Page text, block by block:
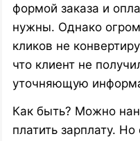
формой заказа и
нужны. Однако
кликов не
что клиент не
уточняющую
Как быть? Можно
платить зарплату.